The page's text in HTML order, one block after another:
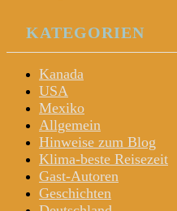
KATEGORIEN
Kanada
USA
Mexiko
Allgemein
Hinweise zum Blog
Klima-beste Reisezeit
Gast-Autoren
Geschichten